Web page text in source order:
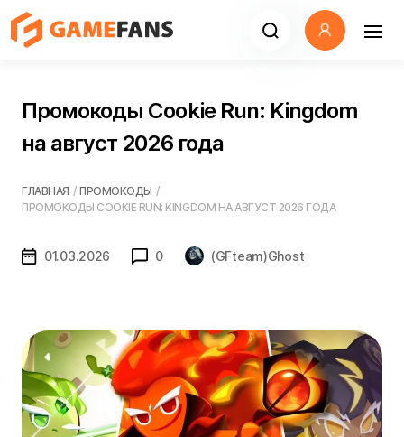
Промокоды Cookie Run: Kingdom
на август 2026 года
ГЛАВНАЯ / ПРОМОКОДЫ /
ПРОМОКОДЫ COOKIE RUN: KINGDOM НА АВГУСТ 2026 ГОДА
01.03.2026 0 (GFteam)Ghost